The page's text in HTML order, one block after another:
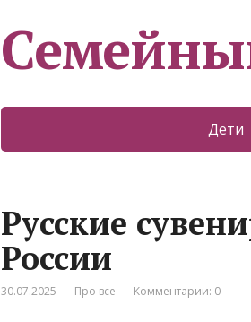
Дети
Русские
России
30.07.2025 Про все Комментарии: 0